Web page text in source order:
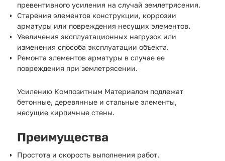
превентивного усиления на случай землетрясения.
Старения элементов конструкции, коррозии
арматуры или повреждения несущих элементов.
Увеличения эксплуатационных нагрузок или
изменения способа эксплуатации объекта.
Ремонта элементов арматуры в случае ее
повреждения при землетрясении.
Усилению Композитным Материалом подлежат
бетонные, деревянные и стальные элементы,
несущие кирпичные стены.
Преимущества
Простота и скорость выполнения работ.